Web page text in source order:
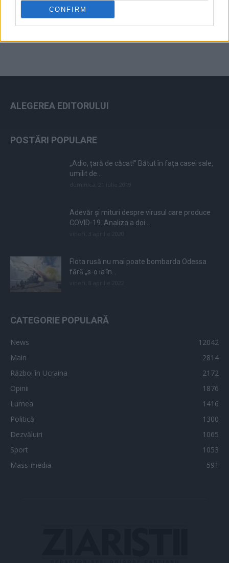
CONFIRM ad
ALEGEREA EDITORULUI
POSTĂRI POPULARE
„Adio, țară de căcat!” Bătut în fața casei sale,
umilit de...
Adevăr și mituri despre virusul care produce
COVID-19. Analiza a doi...
Flota rusă nu mai poate bombarda Odessa
fără „s-o ia în...
CATEGORIE POPULARĂ
News
12042
Main
2814
Război în Ucraina
2172
Opinii
1876
Lumea
1416
Politică
1300
Dezvăluiri
1065
Sport
1053
Mass-media
591